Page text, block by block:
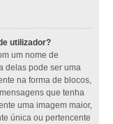
utilizador?
um nome de
delas pode ser uma
na forma de blocos,
que tenha
uma imagem maior,
única ou pertencente